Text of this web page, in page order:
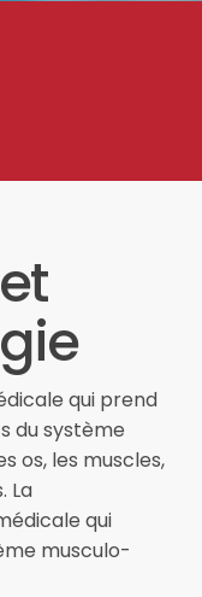
qui prend
du système
os, les muscles,
La
qui
musculo-